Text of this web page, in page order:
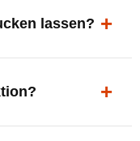
lassen?